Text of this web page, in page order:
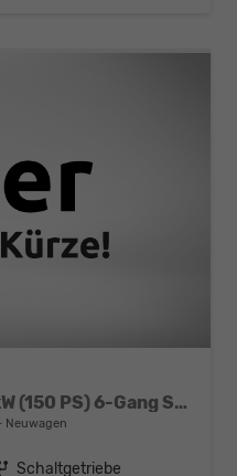
Basis (Basis) 1.5 TSI 110kW (150 PS) 6-Gang Schaltgetriebe
Neuwagen
Getriebe Schaltgetriebe